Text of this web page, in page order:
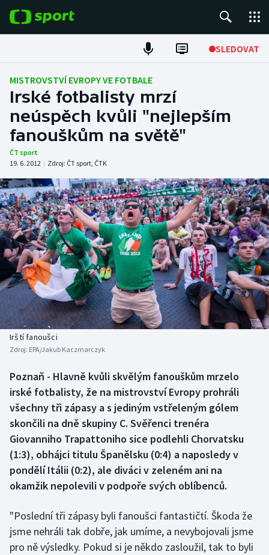
SLEDOVAT
Fotbal
Hokej
Tenis
Atletika
Cyklistika
DALŠÍ SPORTY
Americký fotbal
Baseball a softbal
Basketbal
Biatlon
Box
Curling
Dostihy
Florbal
Golf
NEPŘEHLÉDNĚTE
Soutěže
Historické návraty
Aplikace ČT sport
MISTROVSTVÍ EVROPY VE FOTBALE
Irské fotbalisty mrzí
neúspěch kvůli "nejlepším
fanouškům na světě"
ČT sport
19. 6. 2012 | Zdroj: ČT sport, ČTK
Irští fanoušci
Zdroj: EPA/Jakub Kaczmarczyk
Poznaň - Hlavně kvůli skvělým fanouškům mrzelo
irské fotbalisty, že na mistrovství Evropy prohráli
všechny tři zápasy a s jediným vstřeleným gólem
skončili na dně skupiny C. Svěřenci trenéra
Giovanniho Trapattoniho sice podlehli Chorvatsku
(1:3), obhájci titulu Španělsku (0:4) a naposledy v
pondělí Itálii (0:2), ale diváci v zeleném ani na
okamžik nepolevili v podpoře svých oblíbenců.
"Poslední tři zápasy byli fanoušci fantastičtí. Škoda že
jsme nehráli tak dobře, jak umíme, a nevybojovali jsme
pro ně výsledky. Pokud si je někdo zasloužil, tak to byli